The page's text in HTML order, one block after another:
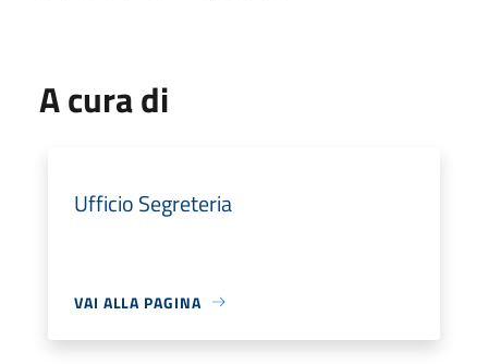
A cura di
Ufficio Segreteria
VAI ALLA PAGINA